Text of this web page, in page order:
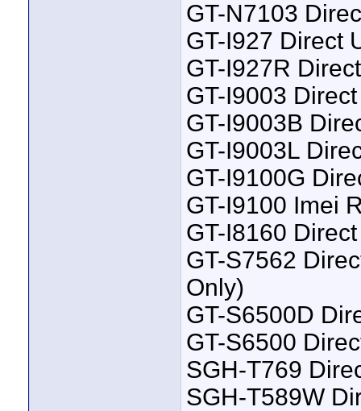
GT-N7103
GT-I927 Direct
GT-I927R
GT-I9003
GT-I9003B
GT-I9003L
GT-I9100G
GT-I9100 Imei
GT-I8160
GT-S7562
Only)
GT-S6500D
GT-S6500
SGH-T769
SGH-T589W